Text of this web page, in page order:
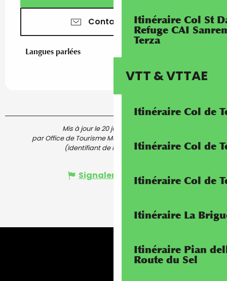
Itinéraire Col St
Refuge CAI
Terza
VTT & VTTAE
Itinéraire Col de
Itinéraire Col de
Itinéraire Col de
Itinéraire La
Itinéraire Pian
Route du Sel
Contactez-nous
Langues parlées
Langues parlées
Mis à jour le 20 juillet 2026 à 11:00
par Office de Tourisme Menton, Riviera & Merveilles
(Identifiant de l'offre : 5632193)
Signaler une erreur